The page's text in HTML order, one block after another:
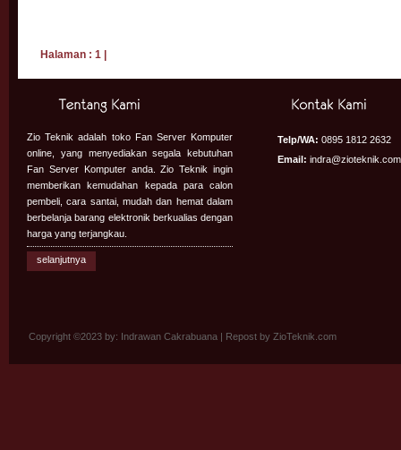
Halaman : 1
Zio Teknik adalah toko Fan Server Komputer
online, yang menyediakan segala kebutuhan
Fan Server Komputer anda. Zio Teknik ingin
memberikan kemudahan kepada para calon
pembeli, cara santai, mudah dan hemat dalam
berbelanja barang elektronik berkualias dengan
harga yang terjangkau.
selanjutnya
Telp/WA: 0895 1812 2632
Email: indra@zioteknik.com
Copyright ©2023 by: Indrawan Cakrabuana | Repost by ZioTeknik.com